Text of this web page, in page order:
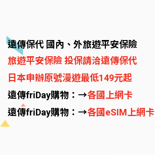
遠傳保代 國內、外旅遊平安保險
旅遊平安保險 投保請洽遠傳保代
日本申辦原號漫遊最低149元起
遠傳friDay購物：→各國上網卡
遠傳friDay購物：→各國eSIM上網卡